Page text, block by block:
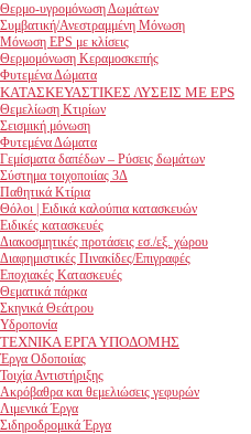
Θερμο-υγρομόνωση Δωμάτων
Συμβατική/Ανεστραμμένη Μόνωση
Μόνωση EPS με κλίσεις
Θερμομόνωση Κεραμοσκεπής
Φυτεμένα Δώματα
ΚΑΤΑΣΚΕΥΑΣΤΙΚΕΣ ΛΥΣΕΙΣ ΜΕ EPS
Θεμελίωση Κτιρίων
Σεισμική μόνωση
Φυτεμένα Δώματα
Γεμίσματα δαπέδων – Ρύσεις δωμάτων
Σύστημα τοιχοποιίας 3Δ
Παθητικά Κτίρια
Θόλοι | Ειδικά καλούπια κατασκευών
Ειδικές κατασκευές
Διακοσμητικές προτάσεις εσ./εξ. χώρου
Διαφημιστικές Πινακίδες/Επιγραφές
Εποχιακές Κατασκευές
Θεματικά πάρκα
Σκηνικά Θεάτρου
Υδροπονία
ΤΕΧΝΙΚΑ ΕΡΓΑ ΥΠΟΔΟΜΗΣ
Έργα Οδοποιίας
Τοιχία Αντιστήριξης
Ακρόβαθρα και θεμελιώσεις γεφυρών
Λιμενικά Έργα
Σιδηροδρομικά Έργα